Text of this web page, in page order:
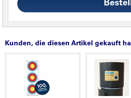
Kunden, die diesen Artikel gekauft